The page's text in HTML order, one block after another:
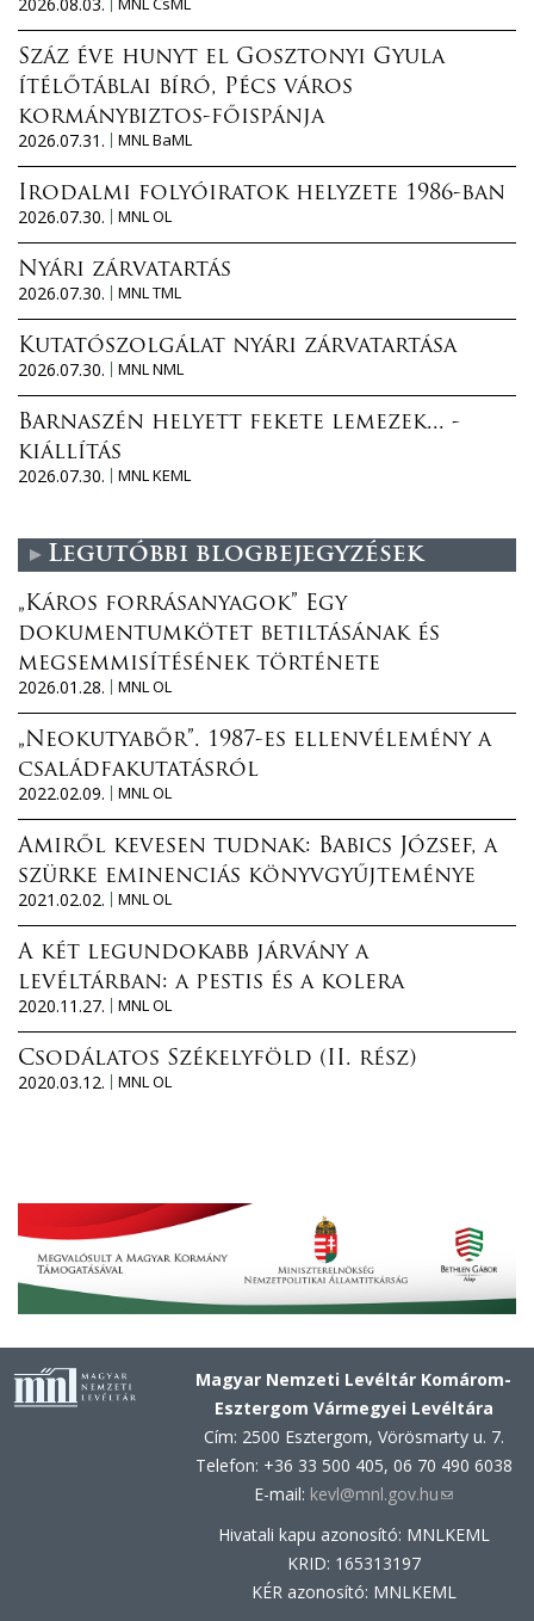
Száz éve hunyt el Gosztonyi Gyula
ítélőtáblai bíró, Pécs város
kormánybiztos-főispánja
2026.07.31.
MNL BaML
Irodalmi folyóiratok helyzete 1986-ban
2026.07.30.
MNL OL
Nyári zárvatartás
2026.07.30.
MNL TML
Kutatószolgálat nyári zárvatartása
2026.07.30.
MNL NML
Barnaszén helyett fekete lemezek... -
kiállítás
2026.07.30.
MNL KEML
Legutóbbi blogbejegyzések
„Káros forrásanyagok” Egy
dokumentumkötet betiltásának és
megsemmisítésének története
2026.01.28.
MNL OL
„Neokutyabőr”. 1987-es ellenvélemény a
családfakutatásról
2022.02.09.
MNL OL
Amiről kevesen tudnak: Babics József, a
szürke eminenciás könyvgyűjteménye
2021.02.02.
MNL OL
A két legundokabb járvány a
levéltárban: a pestis és a kolera
2020.11.27.
MNL OL
Csodálatos Székelyföld (II. rész)
2020.03.12.
MNL OL
Magyar Nemzeti Levéltár Komárom-
Esztergom Vármegyei Levéltára
Cím: 2500 Esztergom, Vörösmarty u. 7.
Telefon: +36 33 500 405, 06 70 490 6038
E-mail: kevl@mnl.gov.hu(link
Hivatali kapu azonosító: MNLKEML
KRID: 165313197
KÉR azonosító: MNLKEML